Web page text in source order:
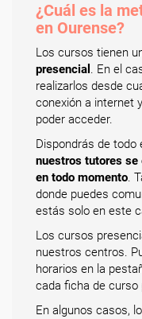
¿Cuál es la
en Ourense?
Los cursos tienen
presencial . En el
realizarlos desde
conexión a internet
poder acceder.
Dispondrás de todo
nuestros tutores se
en todo momento.
donde puedes
estás solo en este
Los cursos
nuestros centros.
horarios en la
cada ficha de
En algunos casos,